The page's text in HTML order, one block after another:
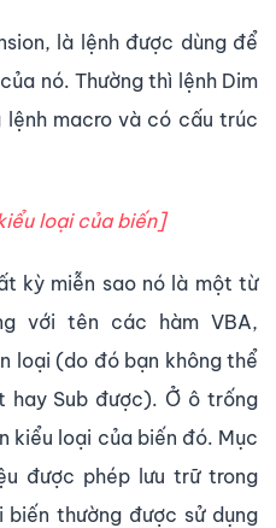
là lệnh được dùng để
nó. Thường thì lệnh Dim
lệnh macro và có cấu trúc
loại của biến]
kỳ miễn sao nó là một từ
với tên các hàm VBA,
loại (do đó bạn không thể
hay Sub được). Ở ô trống
kiểu loại của biến đó. Mục
được phép lưu trữ trong
thường được sử dụng